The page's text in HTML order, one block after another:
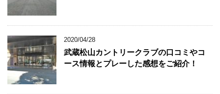
2020/04/28
武蔵松山カントリークラブの口コミやコ
ース情報とプレーした感想をご紹介！